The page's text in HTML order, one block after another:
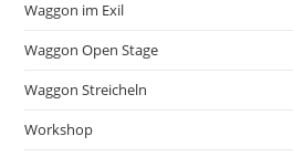
Waggon im Exil
Waggon Open Stage
Waggon Streicheln
Workshop